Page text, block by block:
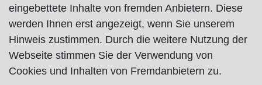
Impressum|Datenschutz| AGB
eingebettete Inhalte von fremden Anbietern. Diese
werden Ihnen erst angezeigt, wenn Sie unserem
Hinweis zustimmen. Durch die weitere Nutzung der
Webseite stimmen Sie der Verwendung von
Cookies und Inhalten von Fremdanbietern zu.